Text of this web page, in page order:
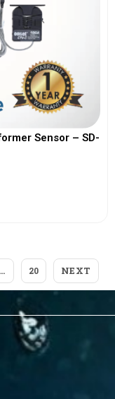
Sensor – SD-
… 20 NEXT